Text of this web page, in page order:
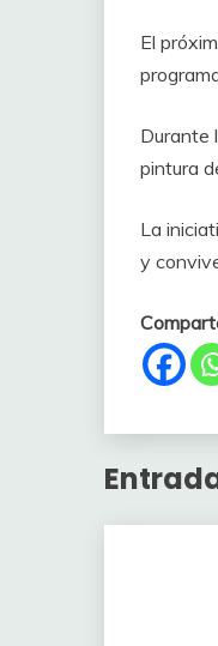
El
Durante
pintura
La
y